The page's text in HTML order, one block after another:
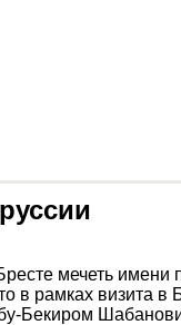
мечеть
рамках визита
Бекиром